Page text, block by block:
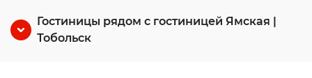
Гостиницы рядом с гостиницей Ямская |
Тобольск